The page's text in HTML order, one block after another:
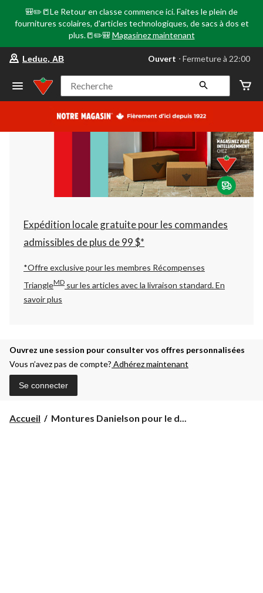
🎒✏️📒Le Retour en classe commence ici. Faites le plein de
fournitures scolaires, d'articles technologiques, de sacs à dos et
plus.📒✏️🎒 Magasinez maintenant
votre
préféré
Leduc,
AB,
courament
Fermeture
à
22:00
cliquer
pour
changer
Leduc, AB Ouvert ⋅ Fermeture à 22:00
Recherche
Expédition locale gratuite pour les commandes
admissibles de plus de 99 $*
*Offre exclusive pour les membres Récompenses
TriangleMD sur les articles avec la livraison standard.En
savoir plus
Ouvrez une session pour consulter vos offres personnalisées
Vous n’avez pas de compte? Adhérez maintenant
Se connecter
Accueil
Montures
Montures Danielson pour le d...